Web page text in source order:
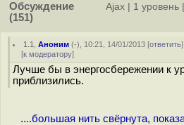
Обсуждение
(151)
Ajax 1 уровень
1.1 ,Аноним (-), 10:21, 14/01/2013 [ответить
[к модератору]
Лучше бы в энергосбережении к
приблизились.
....большая нить свёрнута,